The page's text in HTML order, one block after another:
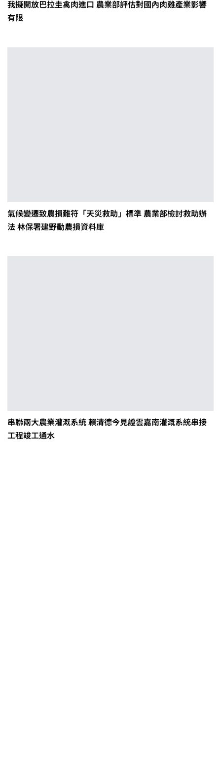
我擬開放巴拉圭禽肉進口 農業部評估對國內肉雞產業影響
有限
氣候變遷致農損難符「天災救助」標準 農業部檢討救助辦
法 林保署建野動農損資料庫
串聯兩大農業灌溉系統 賴清德今見證雲嘉南灌溉系統串接
工程竣工通水